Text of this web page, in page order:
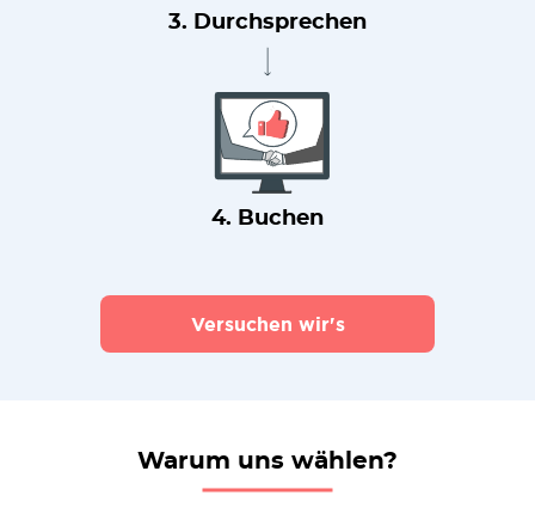
3. Durchsprechen
4. Buchen
Versuchen wir's
Warum uns wählen?